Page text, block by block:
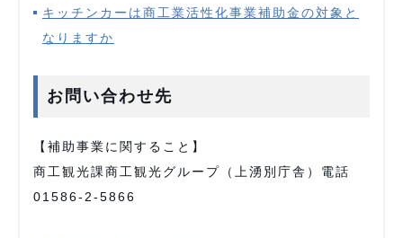
キッチンカーは商工業活性化事業補助金の対象と
なりますか
お問い合わせ先
【補助事業に関すること】
商工観光課商工観光グループ（上湧別庁舎）電話
01586-2-5866